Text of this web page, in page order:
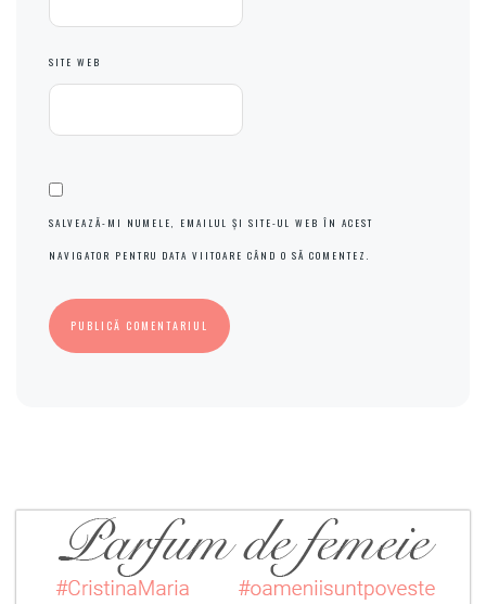
SITE WEB
SALVEAZĂ-MI NUMELE, EMAILUL ȘI SITE-UL WEB ÎN ACEST
NAVIGATOR PENTRU DATA VIITOARE CÂND O SĂ COMENTEZ.